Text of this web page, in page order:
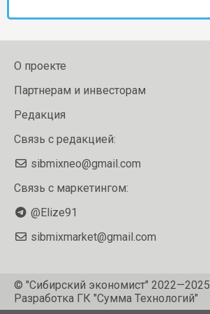
О проекте
Партнерам и инвесторам
Редакция
Связь с редакцией:
sibmixneo@gmail.com
Связь с маркетингом:
@Elize91
sibmixmarket@gmail.com
© "Сибирский экономист" 2022—2025
Разработка ГК "Сумма Технологий"